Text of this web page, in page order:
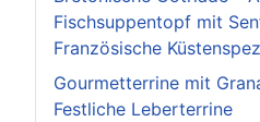
Fischsuppentopf mit
Französische
Gourmetterrine mit
Festliche Leberterrine